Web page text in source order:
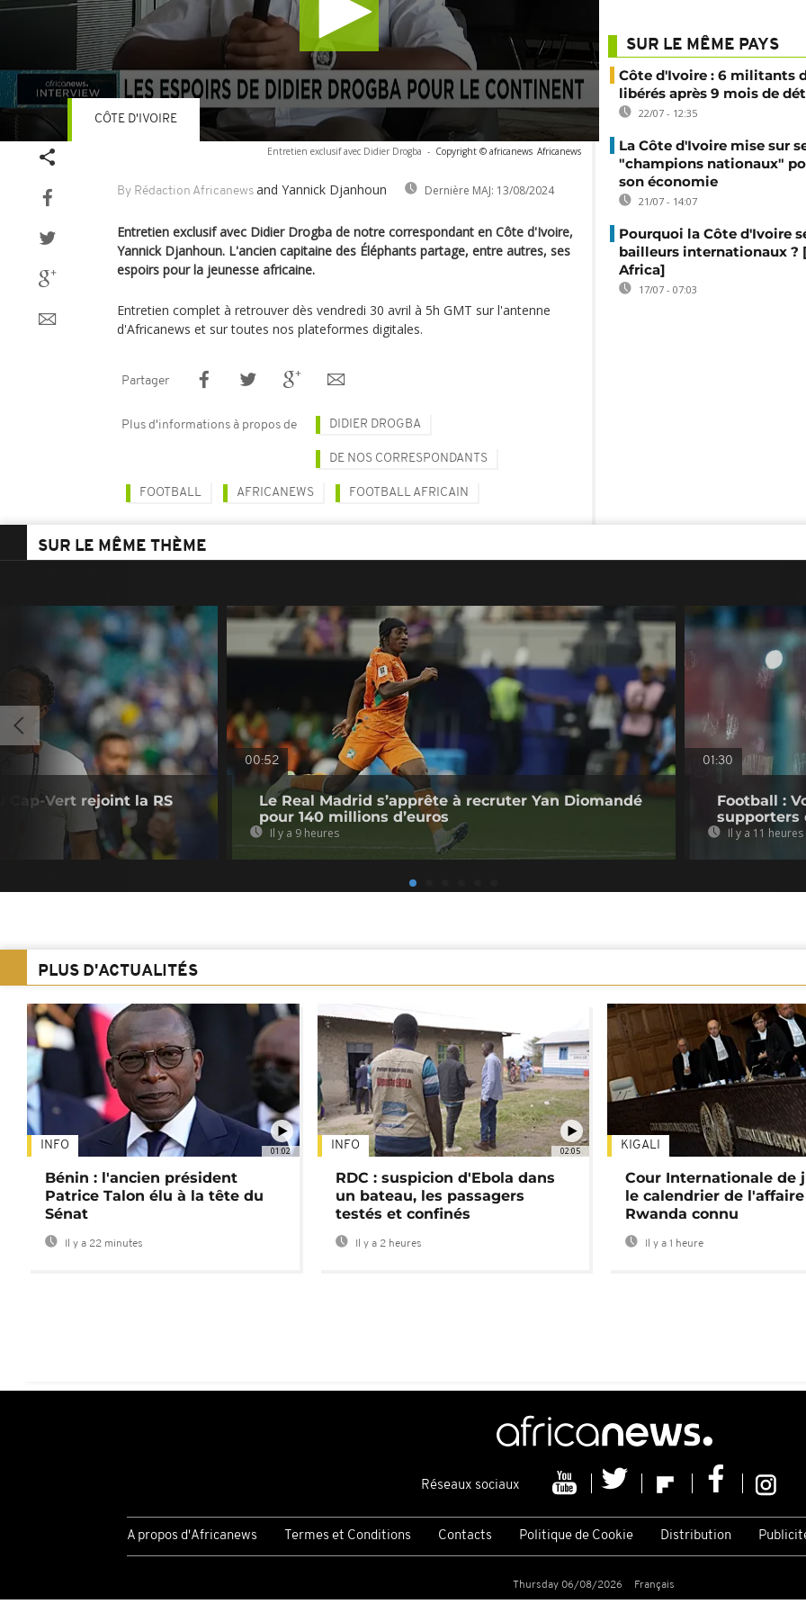
Entretien exclusif avec Didier Drogba - Copyright © africanews Africanews
By Rédaction Africanews and Yannick Djanhoun Dernière MAJ: 13/08/2024
CÔTE D'IVOIRE
Entretien exclusif avec Didier Drogba de notre correspondant en Côte d'Ivoire,
Yannick Djanhoun. L'ancien capitaine des Éléphants partage, entre autres, ses
espoirs pour la jeunesse africaine.
Entretien complet à retrouver dès vendredi 30 avril à 5h GMT sur l'antenne
d'Africanews et sur toutes nos plateformes digitales.
Partager
Plus d'informations à propos de DIDIER DROGBA
DE NOS CORRESPONDANTS
FOOTBALL AFRICANEWS FOOTBALL AFRICAIN
SUR LE MÊME PAYS
Côte d'Ivoire : 6 militants
libérés après 9 mois de
22/07 - 12:35
La Côte d'Ivoire mise sur
"champions nationaux"
son économie
21/07 - 14:07
Pourquoi la Côte d'Ivoire
bailleurs internationaux ?
Africa]
17/07 - 07:03
SUR LE MÊME THÈME
Cap-Vert rejoint la RS
00:52
Le Real Madrid s’apprête à recruter Yan Diomandé
pour 140 millions d’euros
Il y a 9 heures
01:30
Football :
supporters
Il y a 11 heures
PLUS D'ACTUALITÉS
01:02
INFO
Bénin : l'ancien président
Patrice Talon élu à la tête du
Sénat
Il y a 22 minutes
02:05
INFO
RDC : suspicion d'Ebola dans
un bateau, les passagers
testés et confinés
Il y a 2 heures
KIGALI
Cour Internationale de
le calendrier de l'affaire
Rwanda connu
Il y a 1 heure
Réseaux sociaux
A propos d'Africanews Termes et Conditions Contacts Politique de Cookie Distribution
Thursday 06/08/2026